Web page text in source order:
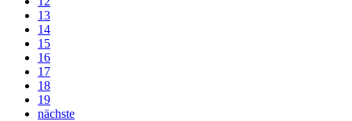
13
14
15
16
17
18
19
nächste